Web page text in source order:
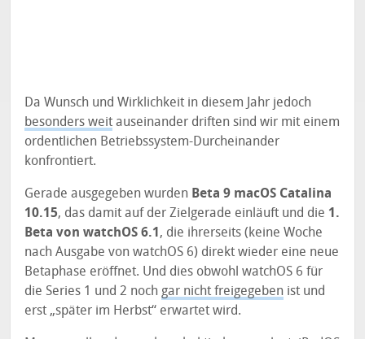
Da Wunsch und Wirklichkeit in diesem Jahr jedoch
besonders weit auseinander driften sind wir mit einem
ordentlichen Betriebssystem-Durcheinander
konfrontiert.
Gerade ausgegeben wurden Beta 9 macOS Catalina
10.15, das damit auf der Zielgerade einläuft und die 1.
Beta von watchOS 6.1 , die ihrerseits (keine Woche
nach Ausgabe von watchOS 6) direkt wieder eine neue
Betaphase eröffnet. Und dies obwohl watchOS 6 für
die Series 1 und 2 noch gar nicht freigegeben ist und
erst „später im Herbst“ erwartet wird.